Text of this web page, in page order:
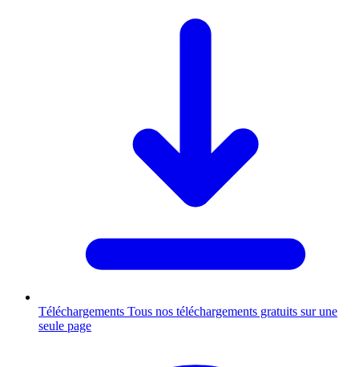
Téléchargements Tous nos téléchargements gratuits sur une
seule page